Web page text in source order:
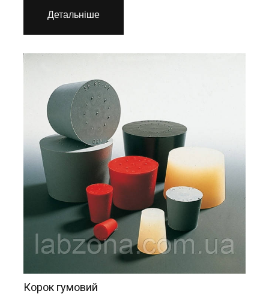
Детальніше
Корок гумовий